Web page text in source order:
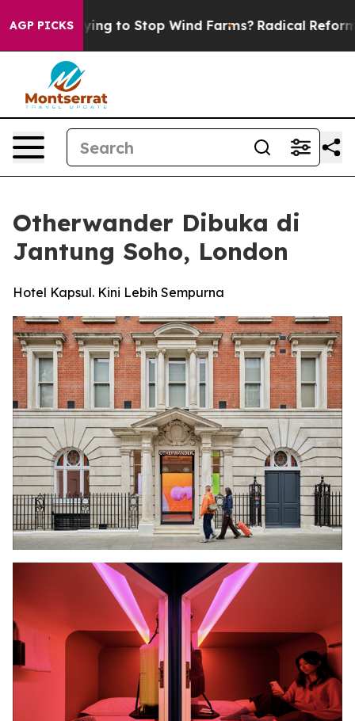
AGP PICKS
Paying to Stop Wind Farms? Radical Reformation.
Otherwander Dibuka di
Jantung Soho, London
Hotel Kapsul. Kini Lebih Sempurna